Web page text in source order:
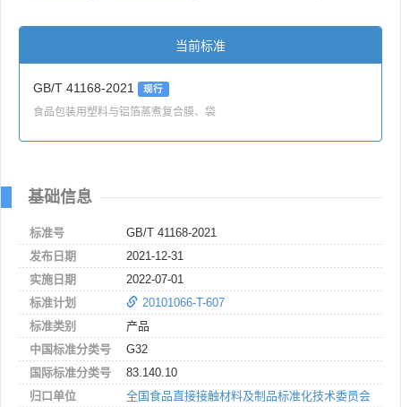
当前标准
GB/T 41168-2021 现行
食品包装用塑料与铝箔蒸煮复合膜、袋
基础信息
标准号
GB/T 41168-2021
发布日期
2021-12-31
实施日期
2022-07-01
标准计划
20101066-T-607
标准类别
产品
中国标准分类号
G32
国际标准分类号
83.140.10
归口单位
全国食品直接接触材料及制品标准化技术委员会